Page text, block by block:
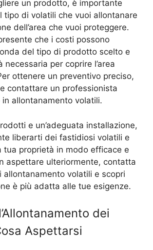
un prodotto, è importante
tipo di volatili che vuoi allontanare
dell’area che vuoi proteggere.
che i costi possono
del tipo di prodotto scelto e
necessaria per coprire l’area
ottenere un preventivo preciso,
contattare un professionista
allontanamento volatili.
e un’adeguata installazione,
liberarti dei fastidiosi volatili e
tua proprietà in modo efficace e
aspettare ulteriormente, contatta
allontanamento volatili e scopri
è più adatta alle tue esigenze.
dei
Aspettarsi